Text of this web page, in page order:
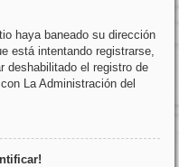
haya baneado su dirección
está intentando registrarse,
deshabilitado el registro de
La Administración del